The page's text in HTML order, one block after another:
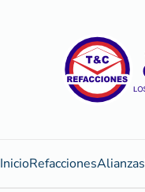
InicioRefaccionesAlianzas